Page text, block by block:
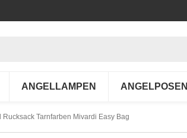
ANGELLAMPEN ANGELPOSEN
Rucksack Tarnfarben Mivardi Easy Bag